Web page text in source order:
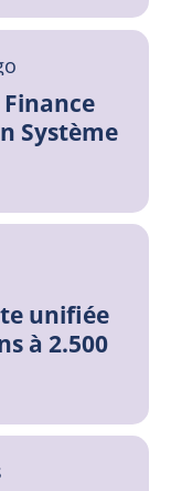
Système
unifiée
à 2.500